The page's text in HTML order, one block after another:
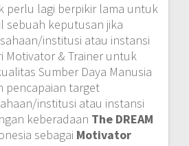
perlu lagi berpikir lama untuk
sebuah keputusan jika
institusi atau instansi
Motivator & Trainer untuk
Sumber Daya Manusia
pencapaian target
institusi atau instansi
keberadaan The DREAM
sebagai Motivator